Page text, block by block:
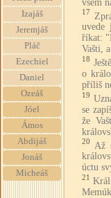
Izajáš
Jeremjáš
Pláč
Ezechiel
Daniel
Ozeáš
Jóel
Ámos
Abdijáš
Jonáš
Micheáš
všem
17
uvede
říkat:
Vašti,
18
o
příliš
19
se
že
20
Až
úctu
21